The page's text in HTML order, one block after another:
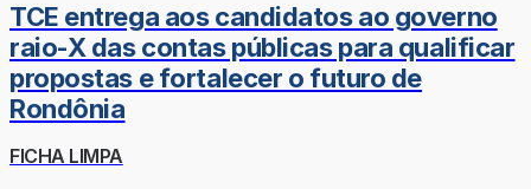
TCE entrega aos candidatos ao governo
raio-X das contas públicas para qualificar
propostas e fortalecer o futuro de
Rondônia
FICHA LIMPA